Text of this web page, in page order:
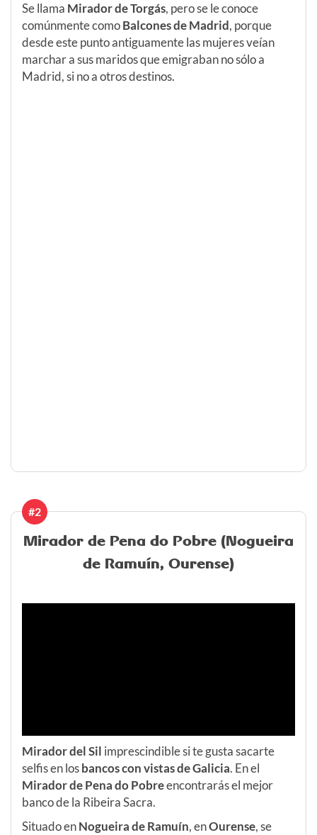
Se llama Mirador de Torgás, pero se le conoce
comúnmente comoBalcones de Madrid, porque
desde este punto antiguamente las mujeres veían
marchar a sus maridos que emigraban no sólo a
Madrid, si no a otros destinos.
#2
Mirador de Pena do Pobre (Nogueira
de Ramuín, Ourense)
Mirador del Sil imprescindible si te gusta sacarte
selfis en losbancos con vistas de Galicia. En el
Mirador de Pena do Pobreencontrarás el mejor
banco de la Ribeira Sacra.
Situado enNogueira de Ramuín, enOurense, se